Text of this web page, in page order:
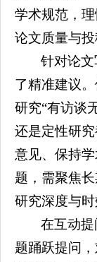
学术规范，
论文质量与投
针对论
了精准建议
研究“有访谈
还是定性研
意见、保持
题，需聚焦
研究深度与时
在互动
题踊跃提问